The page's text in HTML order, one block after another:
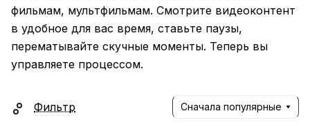
фильмам, мультфильмам. Смотрите видеоконтент
в удобное для вас время, ставьте паузы,
перематывайте скучные моменты. Теперь вы
управляете процессом.
Фильтр Сначала популярные